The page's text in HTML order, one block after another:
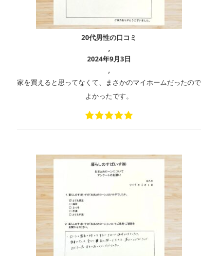
20代男性の口コミ
,
2024年9月3日
,
家を買えると思ってなくて、まさかのマイホームだったので
よかったです。